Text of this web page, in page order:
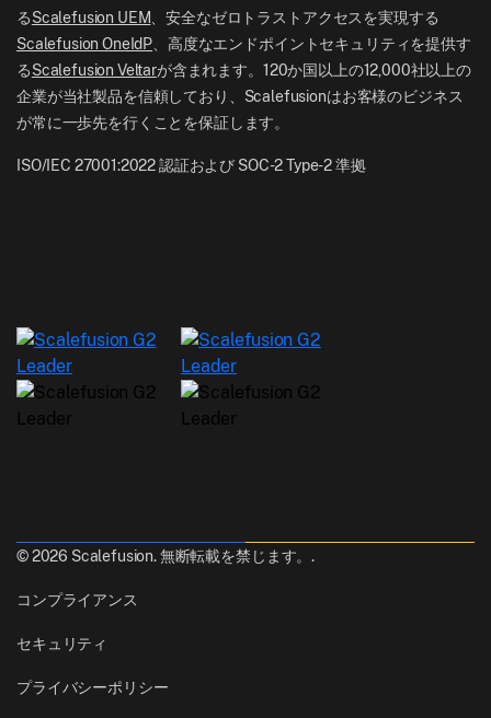
Careers
India: +91-63694-45500
るScalefusion UEM、安全なゼロトラストアクセスを実現する
Scalefusion OneIdP、高度なエンドポイントセキュリティを提供す
るScalefusion Veltarが含まれます。120か国以上の12,000社以上の
企業が当社製品を信頼しており、Scalefusionはお客様のビジネス
が常に一歩先を行くことを保証します。
ISO/IEC 27001:2022 認証および SOC-2 Type-2 準拠
© 2026 Scalefusion. 無断転載を禁じます。.
コンプライアンス
セキュリティ
プライバシーポリシー